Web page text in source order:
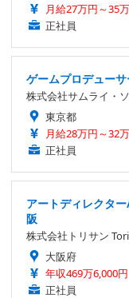
月給27万円～35
正社員
ゲームプロデュー
株式会社サムライ・
東京都
月給28万円～32
正社員
アートディレクタ
阪
株式会社トリサン
大阪府
年収469万6,000
正社員